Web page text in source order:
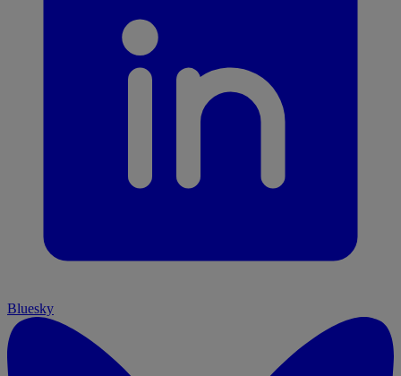
Bluesky